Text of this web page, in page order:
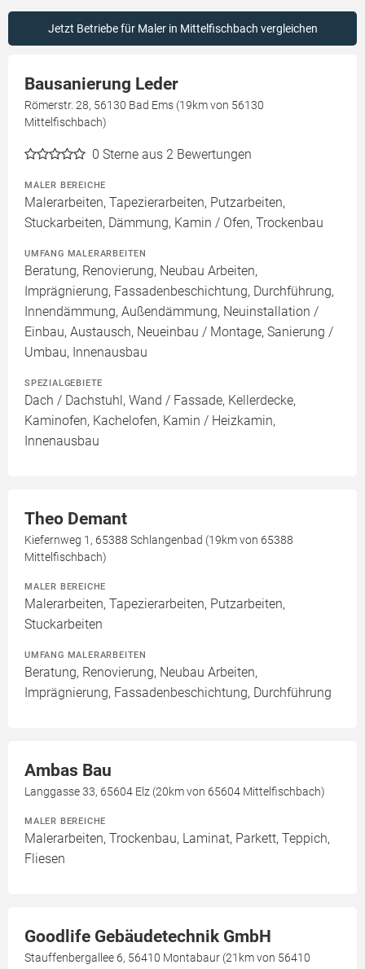
Jetzt Betriebe für Maler in Mittelfischbach vergleichen
Bausanierung Leder
Römerstr. 28, 56130 Bad Ems (19km von 56130
Mittelfischbach)
0 Sterne aus 2 Bewertungen
MALER BEREICHE
Malerarbeiten, Tapezierarbeiten, Putzarbeiten,
Stuckarbeiten, Dämmung, Kamin / Ofen, Trockenbau
UMFANG MALERARBEITEN
Beratung, Renovierung, Neubau Arbeiten,
Imprägnierung, Fassadenbeschichtung, Durchführung,
Innendämmung, Außendämmung, Neuinstallation /
Einbau, Austausch, Neueinbau / Montage, Sanierung /
Umbau, Innenausbau
SPEZIALGEBIETE
Dach / Dachstuhl, Wand / Fassade, Kellerdecke,
Kaminofen, Kachelofen, Kamin / Heizkamin,
Innenausbau
Theo Demant
Kiefernweg 1, 65388 Schlangenbad (19km von 65388
Mittelfischbach)
MALER BEREICHE
Malerarbeiten, Tapezierarbeiten, Putzarbeiten,
Stuckarbeiten
UMFANG MALERARBEITEN
Beratung, Renovierung, Neubau Arbeiten,
Imprägnierung, Fassadenbeschichtung, Durchführung
Ambas Bau
Langgasse 33, 65604 Elz (20km von 65604 Mittelfischbach)
MALER BEREICHE
Malerarbeiten, Trockenbau, Laminat, Parkett, Teppich,
Fliesen
Goodlife Gebäudetechnik GmbH
Stauffenbergallee 6, 56410 Montabaur (21km von 56410